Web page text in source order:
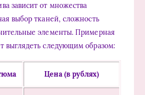
зависит от множества
выбор тканей, сложность
элементы. Примерная
выглядеть следующим образом:
Цена (в рублях)